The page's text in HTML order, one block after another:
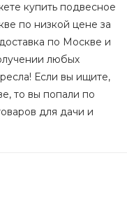
купить подвесное
по низкой цене за
по Москве и
любых
Если вы ищите,
то вы попали по
для дачи и